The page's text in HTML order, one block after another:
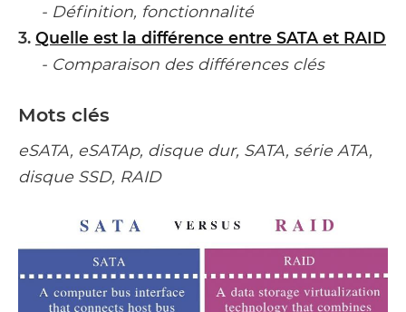
- Définition, fonctionnalité
3. Quelle est la différence entre SATA et RAID
- Comparaison des différences clés
Mots clés
eSATA, eSATAp, disque dur, SATA, série ATA,
disque SSD, RAID